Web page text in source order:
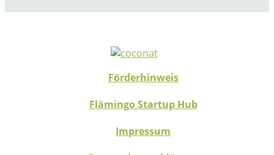
Förderhinweis
Flämingo Startup Hub
Impressum